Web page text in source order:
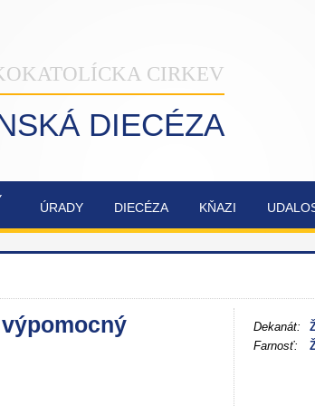
CIRKEV
DIECÉZA
ÚRADY DIECÉZA KŇAZI
NAŠA
OBNOVA
TROJICE
Dekanát:
Farnosť: